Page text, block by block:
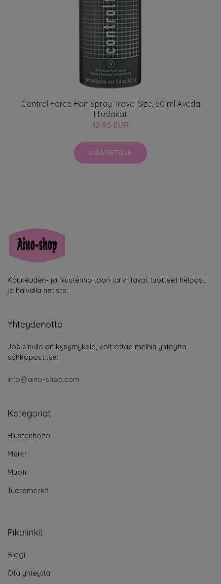
Control Force Hair Spray Travel Size, 50 ml Aveda
Hiuslakat
12.95 EUR
LISÄTIETOJA
Kauneuden- ja hiustenhoitoon tarvittavat tuotteet helposti
ja halvalla netistä.
Yhteydenotto
Jos sinulla on kysymyksiä, voit ottaa meihin yhteyttä
sähköpostitse:
info@aino-shop.com
Kategoriat
Hiustenhoito
Meikit
Muoti
Tuotemerkit
Pikalinkit
Blogi
Ota yhteyttä